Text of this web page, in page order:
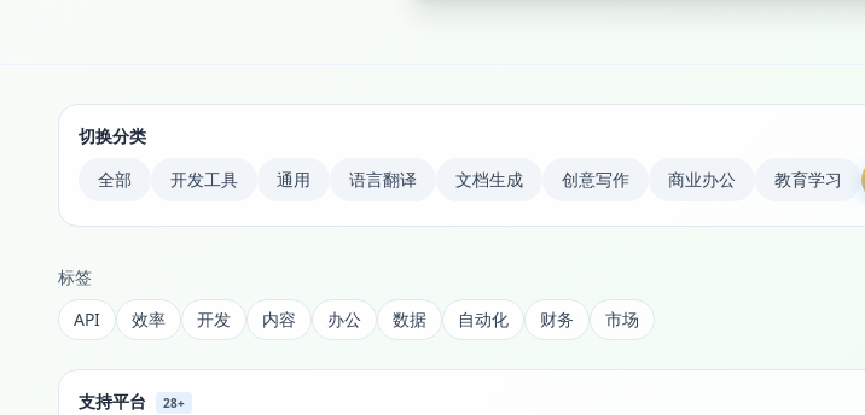
切换分类
全部
开发工具 通用 语言翻译 文档生成 创意写作 商业办公 教育学习
标签
API
效率 开发 内容 办公 数据 自动化 财务 市场
支持平台 28+